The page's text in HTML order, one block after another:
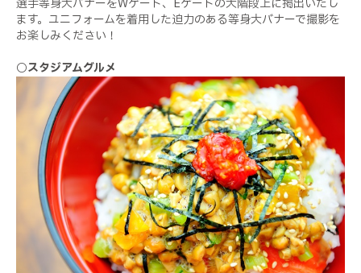
ます。ユニフォームを着用した迫力のある等身大バナーで撮影を
お楽しみください！
○スタジアムグルメ